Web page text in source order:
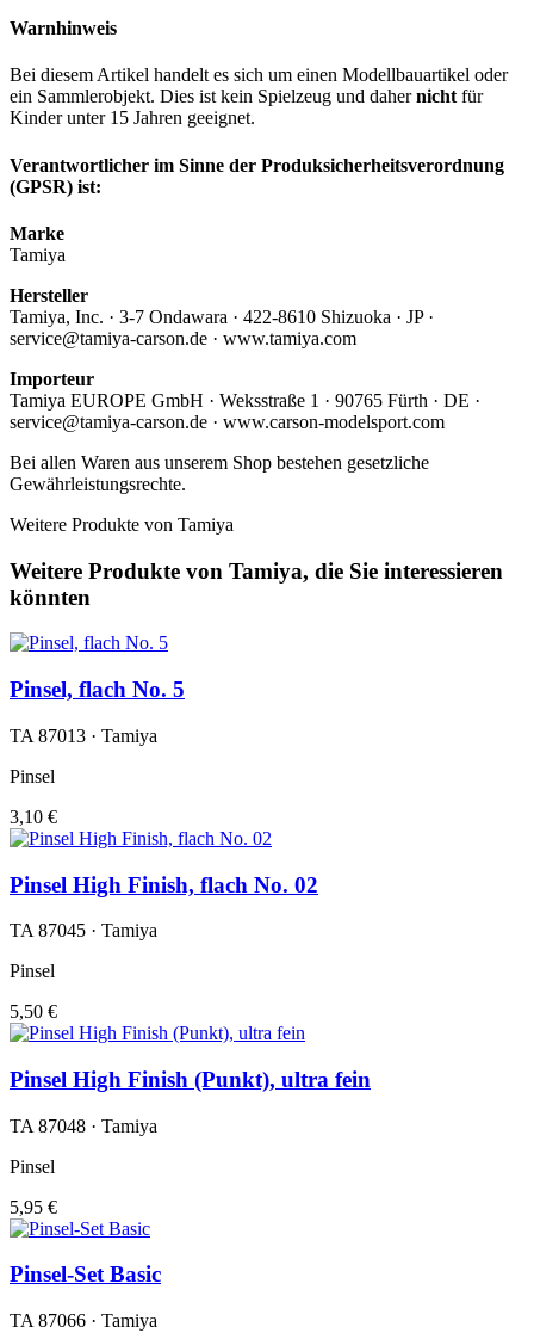
Warnhinweis
Bei diesem Artikel handelt es sich um einen Modellbauartikel oder
ein Sammlerobjekt. Dies ist kein Spielzeug und dahernicht für
Kinder unter 15 Jahren geeignet.
Verantwortlicher im Sinne der Produksicherheitsverordnung
(GPSR) ist:
Marke
Tamiya
Hersteller
Tamiya, Inc. · 3-7 Ondawara · 422-8610 Shizuoka · JP ·
service@tamiya-carson.de · www.tamiya.com
Importeur
Tamiya EUROPE GmbH · Weksstraße 1 · 90765 Fürth · DE ·
service@tamiya-carson.de · www.carson-modelsport.com
Bei allen Waren aus unserem Shop bestehen gesetzliche
Gewährleistungsrechte.
Weitere Produkte von Tamiya
Weitere Produkte von Tamiya, die Sie interessieren
könnten
Pinsel, flach No. 5
TA 87013 · Tamiya
Pinsel
3,10 €
Pinsel High Finish, flach No. 02
TA 87045 · Tamiya
Pinsel
5,50 €
Pinsel High Finish (Punkt), ultra fein
TA 87048 · Tamiya
Pinsel
5,95 €
Pinsel-Set Basic
TA 87066 · Tamiya